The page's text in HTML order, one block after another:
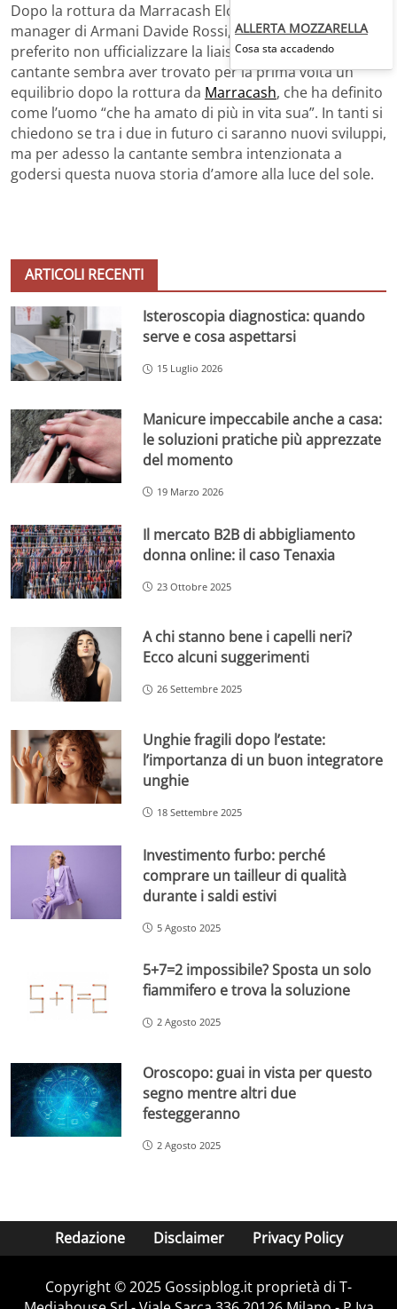
Dopo la rottura da Marracash Elodie ha frequentato il
manager di Armani Davide Rossi, ma con lui aveva
preferito non ufficializzare la liaison. Oggi invece la
cantante sembra aver trovato per la prima volta un
equilibrio dopo la rottura da Marracash, che ha definito
come l’uomo “che ha amato di più in vita sua”. In tanti si
chiedono se tra i due in futuro ci saranno nuovi sviluppi,
ma per adesso la cantante sembra intenzionata a
godersi questa nuova storia d’amore alla luce del sole.
ARTICOLI RECENTI
Isteroscopia diagnostica: quando
serve e cosa aspettarsi
15 Luglio 2026
Manicure impeccabile anche a casa:
le soluzioni pratiche più apprezzate
del momento
19 Marzo 2026
Il mercato B2B di abbigliamento
donna online: il caso Tenaxia
23 Ottobre 2025
A chi stanno bene i capelli neri?
Ecco alcuni suggerimenti
26 Settembre 2025
Unghie fragili dopo l’estate:
l’importanza di un buon integratore
unghie
18 Settembre 2025
Investimento furbo: perché
comprare un tailleur di qualità
durante i saldi estivi
5 Agosto 2025
5+7=2 impossibile? Sposta un solo
fiammifero e trova la soluzione
2 Agosto 2025
Oroscopo: guai in vista per questo
segno mentre altri due
festeggeranno
2 Agosto 2025
Redazione Disclaimer Privacy Policy
Copyright © 2025 Gossipblog.it proprietà di T-
ALLERTA MOZZARELLA
Cosa sta accadendo